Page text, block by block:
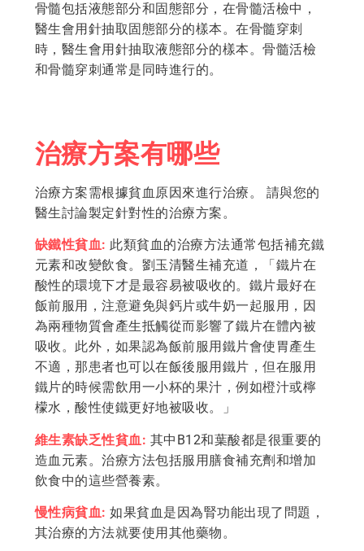
骨髓包括液態部分和固態部分，在骨髓活檢中，
醫生會用針抽取固態部分的樣本。在骨髓穿刺
時，醫生會用針抽取液態部分的樣本。骨髓活檢
和骨髓穿刺通常是同時進行的。
治療方案有哪些
治療方案需根據貧血原因來進行治療。 請與您的
醫生討論製定針對性的治療方案。
缺鐵性貧血: 此類貧血的治療方法通常包括補充鐵
元素和改變飲食。劉玉清醫生補充道，「鐵片在
酸性的環境下才是最容易被吸收的。鐵片最好在
飯前服用，注意避免與鈣片或牛奶一起服用，因
為兩種物質會產生抵觸從而影響了鐵片在體內被
吸收。此外，如果認為飯前服用鐵片會使胃產生
不適，那患者也可以在飯後服用鐵片，但在服用
鐵片的時候需飲用一小杯的果汁，例如橙汁或檸
檬水，酸性使鐵更好地被吸收。」
維生素缺乏性貧血: 其中B12和葉酸都是很重要的
造血元素。治療方法包括服用膳食補充劑和增加
飲食中的這些營養素。
慢性病貧血: 如果貧血是因為腎功能出現了問題，
其治療的方法就要使用其他藥物。